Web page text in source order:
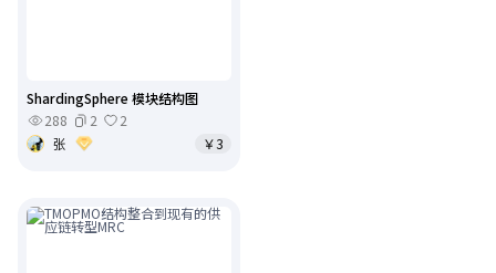
ShardingSphere 模块结构图
288
2
2
张
￥3